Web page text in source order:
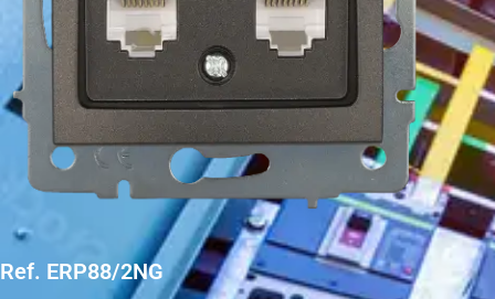
Ref. ERP88/2NG